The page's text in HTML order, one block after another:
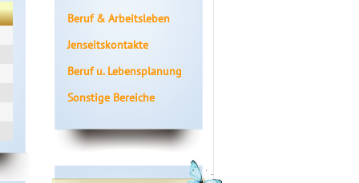
Beruf & Arbeitsleben
Jenseitskontakte
Beruf u. Lebensplanung
Sonstige Bereiche